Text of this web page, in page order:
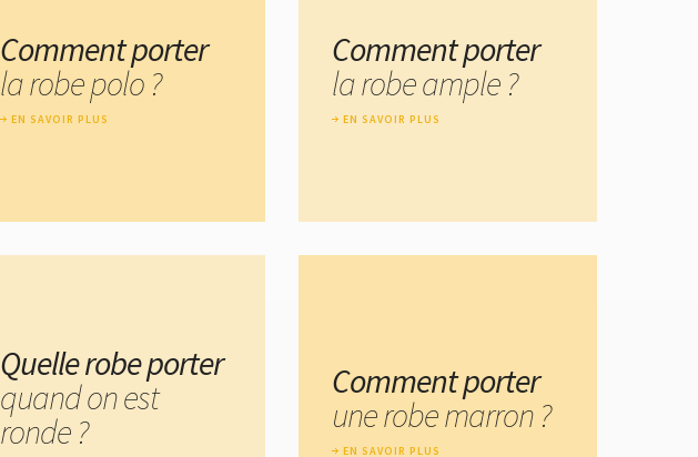
Comment porter
la robe polo ?
EN SAVOIR PLUS
Comment porter
la robe ample ?
EN SAVOIR PLUS
Quelle robe porter
quand on est
ronde ?
Comment porter
une robe marron ?
EN SAVOIR PLUS